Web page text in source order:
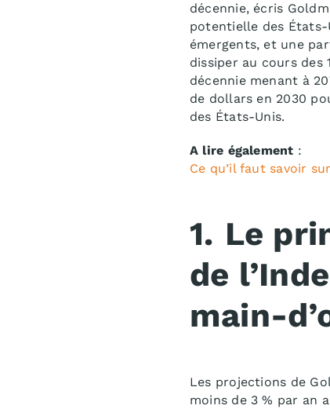
décennie, écris
potentielle des États-
émergents, et une
dissiper au cours des
décennie menant à
de dollars en 2030
des États-Unis.
A lire également :
Ce qu’il faut savoir
1. Le
de
main-
Les projections de
moins de 3 % par an